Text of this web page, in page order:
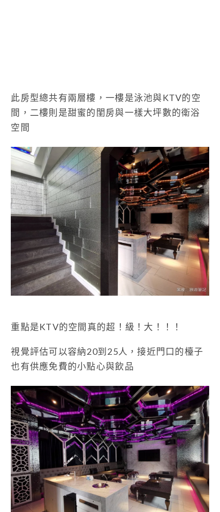
此房型總共有兩層樓，一樓是泳池與KTV的空
間，二樓則是甜蜜的閨房與一樣大坪數的衛浴
空間
重點是KTV的空間真的超！級！大！！！
視覺評估可以容納20到25人，接近門口的檯子
也有供應免費的小點心與飲品